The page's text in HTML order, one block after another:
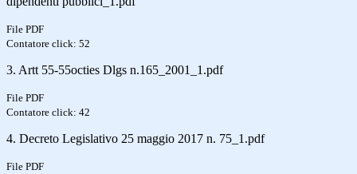
File PDF
Contatore click: 52
3. Artt 55-55octies Dlgs n.165_2001_1.pdf
File PDF
Contatore click: 42
4. Decreto Legislativo 25 maggio 2017 n. 75_1.pdf
File PDF